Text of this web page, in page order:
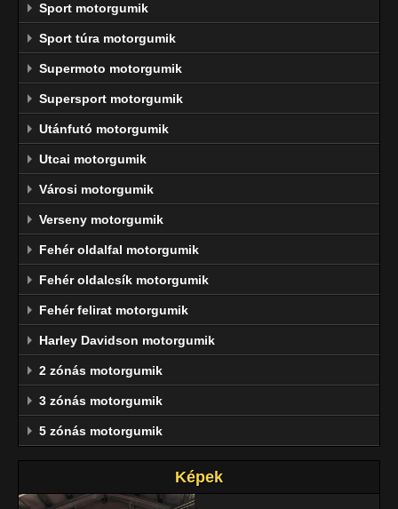
Sport motorgumik
Sport túra motorgumik
Supermoto motorgumik
Supersport motorgumik
Utánfutó motorgumik
Utcai motorgumik
Városi motorgumik
Verseny motorgumik
Fehér oldalfal motorgumik
Fehér oldalcsík motorgumik
Fehér felirat motorgumik
Harley Davidson motorgumik
2 zónás motorgumik
3 zónás motorgumik
5 zónás motorgumik
Képek